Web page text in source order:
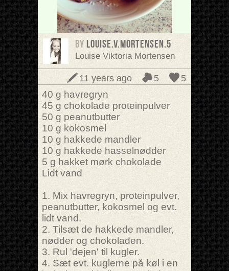
BY louise.v.mortensen.5
Louise Viktoria Mortensen
5
5
11 years ago
40 g havregryn
45 g chokolade proteinpulver
50 g peanutbutter
10 g kokosmel
10 g hakkede mandler
10 g hakkede hasselnødder
5 g hakket mørk chokolade
Lidt vand
1. Mix havregryn, proteinpulver,
peanutbutter, kokosmel og evt.
lidt vand.
2. Tilsæt de hakkede mandler,
nødder og chokoladen.
3. Rul 'dejen' til kugler.
4. Sæt evt. kuglerne på køl i en